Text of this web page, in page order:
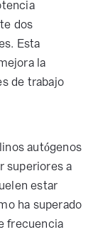
dos
Esta
la
de trabajo
autógenos
superiores a
estar
ha superado
frecuencia